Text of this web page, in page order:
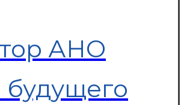
АНО
будущего